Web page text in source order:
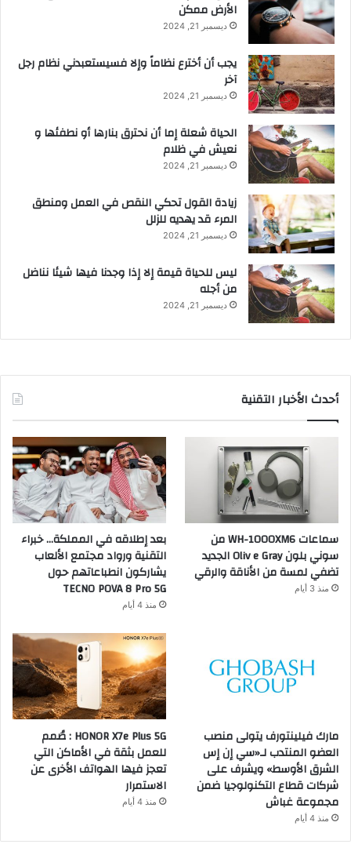
الأرض ممكن
ديسمبر 21, 2024
يجب أن أخترع نظاماً وإلا فسيستعبدني نظام رجل
آخر
ديسمبر 21, 2024
الحياة شعلة إما أن نحترق بنارها أو نطفئها و
نعيش في ظلام
ديسمبر 21, 2024
زيادة القول تحكي النقص في العمل ومنطق
المرء قد يهديه للزلل
ديسمبر 21, 2024
ليس للحياة قيمة إلا إذا وجدنا فيها شيئا نناضل
من أجله
ديسمبر 21, 2024
أحدث الأخبار التقنية
سماعات WH-1000XM6 من
سوني بلون Oliv e Gray الجديد
تضفي لمسة من الأناقة والرقي
منذ 3 أيام
بعد إطلاقه في المملكة… خبراء
التقنية ورواد مجتمع الألعاب
يشاركون انطباعاتهم حول
TECNO POVA 8 Pro 5G
منذ 4 أيام
مارك فيلينتورف يتولى منصب
العضو المنتدب لـ«سي إن إس
الشرق الأوسط» ويشرف على
شركات قطاع التكنولوجيا ضمن
مجموعة غباش
منذ 4 أيام
HONOR X7e Plus 5G : صُمم
للعمل بثقة في الأماكن التي
تعجز فيها الهواتف الأخرى عن
الاستمرار
منذ 4 أيام